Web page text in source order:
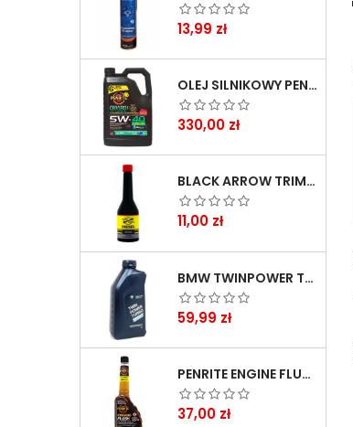
Cena
13,99 zł
OLEJ SILNIKOWY PENRITE ENVIRO + 5W40 6L
Cena
330,00 zł
BLACK ARROW TRIM DIESEL DODATEK DO PALIWA 250ML
Cena
11,00 zł
BMW TWINPOWER TURBO 5W30 LL04 1L
Cena
59,99 zł
PENRITE ENGINE FLUSH ŚRODEK DO CZYSZCZENIA SILNIKA 375 ML
Cena
37,00 zł